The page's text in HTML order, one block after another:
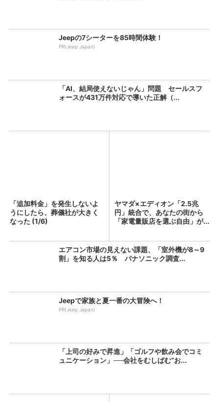
Jeepの7シーターを85時間体験！
PR(Jeep Japan)
「AI、結局使えないじゃん」問題 セールスフ
ォースが431万件対応で導いた正解（...
「追加料金」を発生しないよ
うにしたら、葬儀社が大きく
なった (1/6)
ヤマダ×エディオン「2.5兆
円」統合で、あなたの街から
「家電量販店を選ぶ自由」が...
エアコン市場の見えない課題、「室外機が8～9
割」を知る人は5％ パナソニック調査...
Jeepで家族と夏一番の大冒険へ！
PR(Jeep Japan)
「上司の好みで昇進」「ゴルフや飲み会でコミ
ュニケーション」──会社をむしばむ“お...